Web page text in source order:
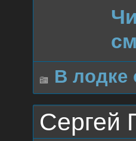
В лодке
Сергей